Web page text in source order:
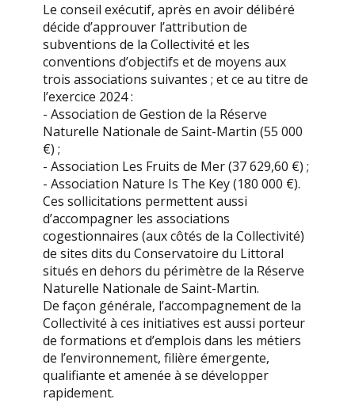
Le conseil exécutif, après en avoir délibéré
décide d’approuver l’attribution de
subventions de la Collectivité et les
conventions d’objectifs et de moyens aux
trois associations suivantes ; et ce au titre de
l’exercice 2024 :
- Association de Gestion de la Réserve
Naturelle Nationale de Saint-Martin (55 000
€) ;
- Association Les Fruits de Mer (37 629,60 €) ;
- Association Nature Is The Key (180 000 €).
Ces sollicitations permettent aussi
d’accompagner les associations
cogestionnaires (aux côtés de la Collectivité)
de sites dits du Conservatoire du Littoral
situés en dehors du périmètre de la Réserve
Naturelle Nationale de Saint-Martin.
De façon générale, l’accompagnement de la
Collectivité à ces initiatives est aussi porteur
de formations et d’emplois dans les métiers
de l’environnement, filière émergente,
qualifiante et amenée à se développer
rapidement.